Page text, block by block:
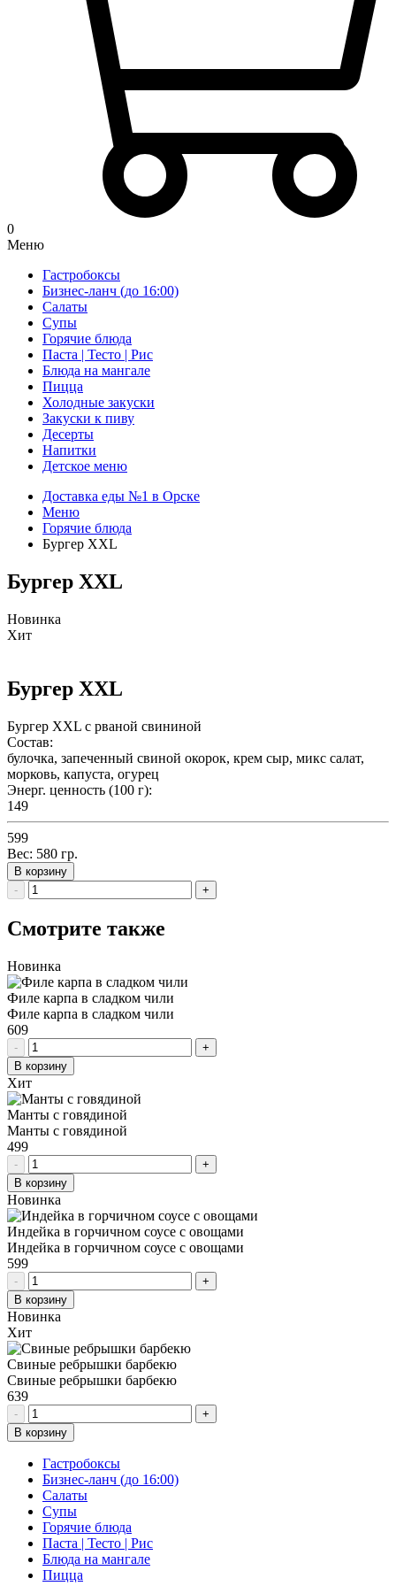
0
Меню
Гастробоксы
Бизнес-ланч (до 16:00)
Салаты
Супы
Горячие блюда
Паста | Тесто | Рис
Блюда на мангале
Пицца
Холодные закуски
Закуски к пиву
Десерты
Напитки
Детское меню
Доставка еды №1 в Орске
Меню
Горячие блюда
Бургер XXL
Бургер XXL
Новинка
Хит
Бургер XXL
Бургер XXL с рваной свининой
Состав:
булочка, запеченный свиной окорок, крем сыр, микс салат,
морковь, капуста, огурец
Энерг. ценность (100 г):
149
599
Вес: 580 гр.
В корзину
-
+
Смотрите также
Новинка
Филе карпа в сладком чили
Филе карпа в сладком чили
609
-
+
В корзину
Хит
Манты с говядиной
Манты с говядиной
499
-
+
В корзину
Новинка
Индейка в горчичном соусе с овощами
Индейка в горчичном соусе с овощами
599
-
+
В корзину
Новинка
Хит
Свиные ребрышки барбекю
Свиные ребрышки барбекю
639
-
+
В корзину
Гастробоксы
Бизнес-ланч (до 16:00)
Салаты
Супы
Горячие блюда
Паста | Тесто | Рис
Блюда на мангале
Пицца